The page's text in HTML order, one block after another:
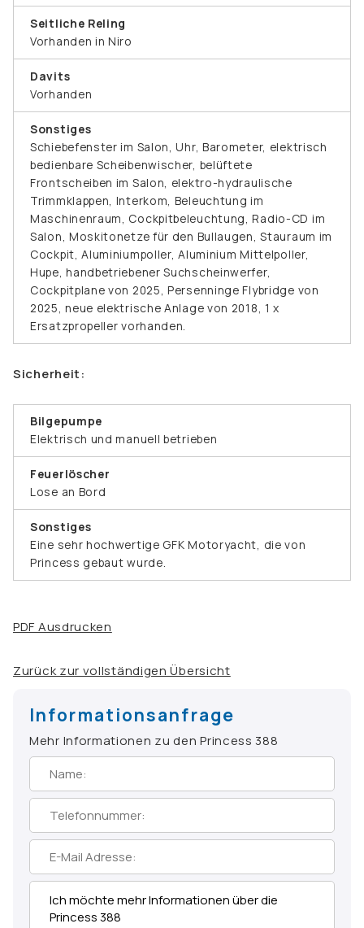
Seitliche Reling
Vorhanden in Niro
Davits
Vorhanden
Sonstiges
Schiebefenster im Salon, Uhr, Barometer, elektrisch
bedienbare Scheibenwischer, belüftete
Frontscheiben im Salon, elektro-hydraulische
Trimmklappen, Interkom, Beleuchtung im
Maschinenraum, Cockpitbeleuchtung, Radio-CD im
Salon, Moskitonetze für den Bullaugen, Stauraum im
Cockpit, Aluminiumpoller, Aluminium Mittelpoller,
Hupe, handbetriebener Suchscheinwerfer,
Cockpitplane von 2025, Persenninge Flybridge von
2025, neue elektrische Anlage von 2018, 1 x
Ersatzpropeller vorhanden.
Sicherheit:
Bilgepumpe
Elektrisch und manuell betrieben
Feuerlöscher
Lose an Bord
Sonstiges
Eine sehr hochwertige GFK Motoryacht, die von
Princess gebaut wurde.
PDF Ausdrucken
Zurück zur vollständigen Übersicht
Informationsanfrage
Mehr Informationen zu den Princess 388